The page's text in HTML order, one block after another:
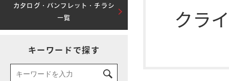
クラ
カタログ・パンフレット・チラシ
一覧
キーワードで探す